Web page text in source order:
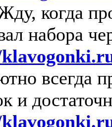
когда
набора
всегда
и